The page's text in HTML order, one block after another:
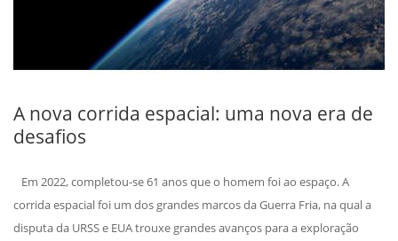
A nova corrida espacial: uma nova era de
desafios
Em 2022, completou-se 61 anos que o homem foi ao espaço. A
corrida espacial foi um dos grandes marcos da Guerra Fria, na qual a
disputa da URSS e EUA trouxe grandes avanços para a exploração